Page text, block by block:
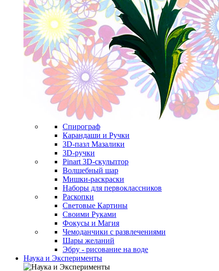
Спирограф
Карандаши и Ручки
3D-пазл Мазалики
3D-ручки
Pinart 3D-скульптор
Волшебный шар
Мишки-раскраски
Наборы для первоклассников
Раскопки
Световые Картины
Своими Руками
Фокусы и Магия
Чемоданчики с развлечениями
Шары желаний
Эбру - рисование на воде
Наука и Эксперименты